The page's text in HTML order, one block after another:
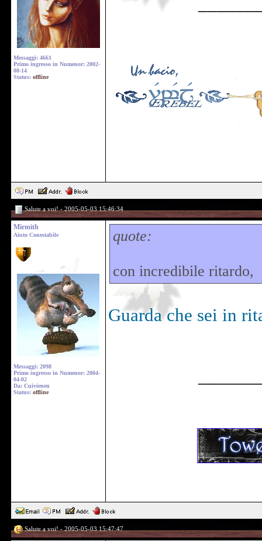
Messaggi: 4661
Primo ingresso in Numenor: 2002-
08-14
Status: offline
Salute a voi! - 2005-05-03 15:46:34
Mirmith
Aiuto Conestabile
Messaggi: 2098
Primo ingresso in Numenor: 2004-
04-02
Da: Cuivienen
Status: offline
quote:
con incredibile ritardo,
Guarda che sei in
Salute a voi! - 2005-05-03 15:47:47